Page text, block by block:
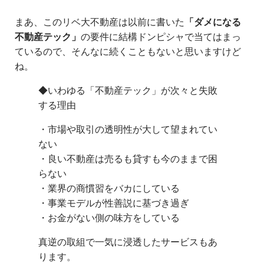
まあ、このリベ大不動産は以前に書いた
「ダメになる
不動産テック」 の要件に結構ドンピシャで当てはまっ
ているので、そんなに続くこともないと思いますけど
ね。
◆いわゆる「不動産テック」が次々と失敗
する理由
・市場や取引の透明性が大して望まれてい
ない
・良い不動産は売るも貸すも今のままで困
らない
・業界の商慣習をバカにしている
・事業モデルが性善説に基づき過ぎ
・お金がない側の味方をしている
真逆の取組で一気に浸透したサービスもあ
ります。